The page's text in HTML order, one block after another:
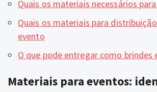
Quais os materiais necessários
Quais os materiais para
evento
O que pode entregar como brindes
Materiais para eventos: